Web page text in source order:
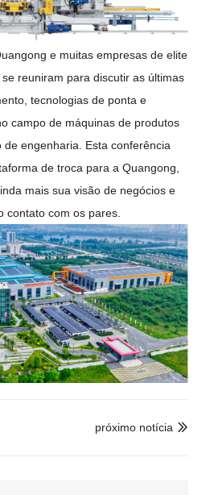
e muitas empresas de elite
reuniram para discutir as últimas
tecnologias de ponta e
campo de máquinas de produtos
engenharia. Esta conferência
de troca para a Quangong,
mais sua visão de negócios e
contato com os pares.

próximo notícia